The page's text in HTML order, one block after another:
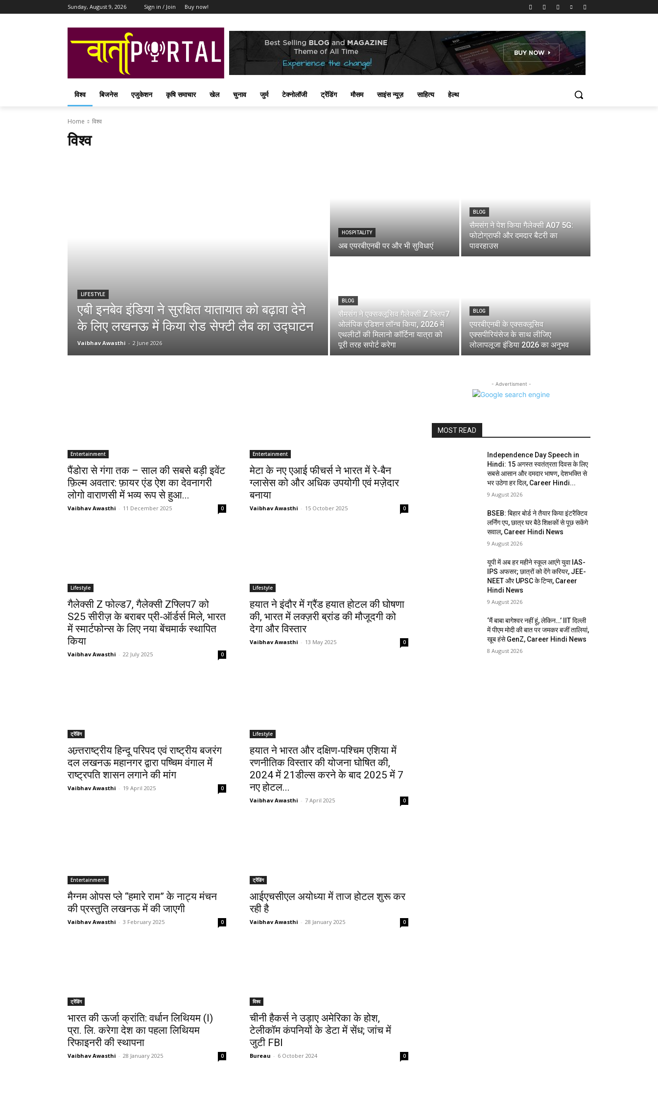
Sunday, August 9, 2026 Sign in / Join Buy now!
विश्व बिजनेस एजुकेशन कृषि समाचार खेल चुनाव जुर्म टेक्नोलॉजी ट्रेंडिंग मौसम साइंस न्यूज़ साहित्य हेल्थ
Home विश्व
विश्व
LIFESTYLE
एबी इनबेव इंडिया ने सुरक्षित यातायात को बढ़ावा देने
के लिए लखनऊ में किया रोड सेफ्टी लैब का उद्घाटन
Vaibhav Awasthi - 2 June 2026
HOSPITALITY
अब एयरबीएनबी पर और भी सुविधाएं
BLOG
सैमसंग ने पेश किया गैलेक्सी A07 5G:
फोटोग्राफी और दमदार बैटरी का
पावरहाउस
BLOG
सैमसंग ने एक्‍सक्‍लूसिव गैलेक्‍सी Z फ्लिप7
ओल‍ंपिक एडिशन लॉन्‍च किया, 2026 में
एथलीटों की मिलानो कॉर्टिना यात्रा को
पूरी तरह सपोर्ट करेगा
BLOG
एयरबीएनबी के एक्सक्लूसिव
एक्सपीरियंसेज के साथ लीजिए
लोलापलूजा इंडिया 2026 का अनुभव
Entertainment
पैंडोरा से गंगा तक – साल की सबसे बड़ी इवेंट
फ़िल्म अवतार: फ़ायर एंड ऐश का देवनागरी
लोगो वाराणसी में भव्य रूप से हुआ...
Vaibhav Awasthi - 11 December 2025 0
Entertainment
मेटा के नए एआई फीचर्स ने भारत में रे-बैन
ग्‍लासेस को और अधिक उपयोगी एवं मज़ेदार
बनाया
Vaibhav Awasthi - 15 October 2025 0
Lifestyle
गैलेक्सी Z फोल्‍ड7, गैलेक्सी Zफ्लिप7 को
S25 सीरीज़ के बराबर प्री-ऑर्डर्स मिले, भारत
में स्‍मार्टफोन्‍स के लिए नया बेंचमार्क स्‍थापित
किया
Vaibhav Awasthi - 22 July 2025 0
Lifestyle
हयात ने इंदौर में ग्रैंड हयात होटल की घोषणा
की, भारत में लक्ज़री ब्रांड की मौजूदगी को
देगा और विस्तार
Vaibhav Awasthi - 13 May 2025 0
ट्रेंडिंग
अन्र्तराष्ट्रीय हिन्दू परिपद एवं राष्ट्रीय बजरंग
दल लखनऊ महानगर द्वारा पष्चिम वंगाल में
राष्ट्रपति शासन लगाने की मांग
Vaibhav Awasthi - 19 April 2025 0
Lifestyle
हयात ने भारत और दक्षिण-पश्चिम एशिया में
रणनीतिक विस्तार की योजना घोषित की,
2024 में 21डील्स करने के बाद 2025 में 7
नए होटल...
Vaibhav Awasthi - 7 April 2025 0
Entertainment
मैग्नम ओपस प्ले “हमारे राम” के नाट्य मंचन
की प्रस्तुति लखनऊ में की जाएगी
Vaibhav Awasthi - 3 February 2025 0
ट्रेंडिंग
आईएचसीएल अयोध्या में ताज होटल शुरू कर
रही है
Vaibhav Awasthi - 28 January 2025 0
ट्रेंडिंग
भारत की ऊर्जा क्रांति: वर्धान लिथियम (I)
प्रा. लि. करेगा देश का पहला लिथियम
रिफाइनरी की स्थापना
Vaibhav Awasthi - 28 January 2025 0
विश्व
चीनी हैकर्स ने उड़ाए अमेरिका के होश,
टेलीकॉम कंपनियों के डेटा में सेंध; जांच में
जुटी FBI
Bureau - 6 October 2024 0
- Advertisment -
MOST READ
Independence Day Speech in
Hindi: 15 अगस्त स्वतंत्रता दिवस के लिए
सबसे आसान और दमदार भाषण, देशभक्ति से
भर उठेगा हर दिल, Career Hindi...
9 August 2026
BSEB: बिहार बोर्ड ने तैयार किया इंटरैक्टिव
लर्निंग एप, छात्र घर बैठे शिक्षकों से पूछ सकेंगे
सवाल, Career Hindi News
9 August 2026
यूपी में अब हर महीने स्कूल आएंगे युवा IAS-
IPS अफसर; छात्रों को देंगे करियर, JEE-
NEET और UPSC के टिप्स, Career
Hindi News
9 August 2026
‘मैं बाबा बागेश्वर नहीं हूं, लेकिन…’ IIT दिल्ली
में पीएम मोदी की बात पर जमकर बजीं तालियां,
खूब हंसे GenZ, Career Hindi News
8 August 2026